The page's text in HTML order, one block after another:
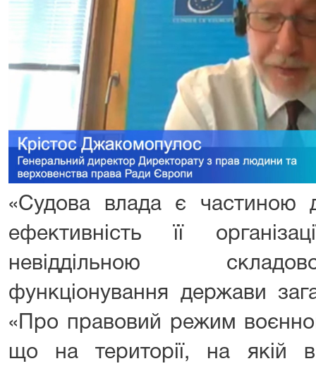
«Судова влада є частиною
ефективність її
невіддільною
функціонування держави
«Про правовий режим
що на території, на якій